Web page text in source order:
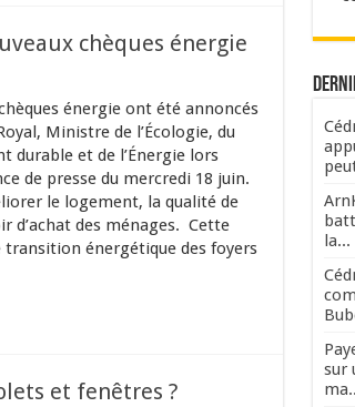
chèques énergie
énergie ont été annoncés
Ministre de l’Écologie, du
durable et de l’Énergie lors
de presse du mercredi 18 juin.
le logement, la qualité de
d’achat des ménages. Cette
transition énergétique des foyers
et fenêtres ?
la...
sur